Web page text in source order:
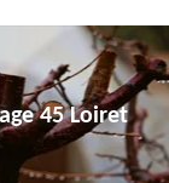
45 Loiret